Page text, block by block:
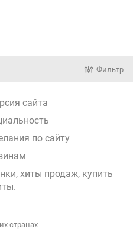
Фильтр
сайта
по сайту
хиты продаж, купить
.
странах